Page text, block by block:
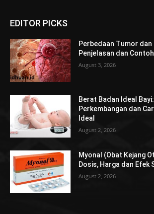
EDITOR PICKS
Perbedaan Tumor dan
Penjelasan dan Contoh
August 3, 2026
Berat Badan Ideal
Perkembangan dan
Ideal
August 2, 2026
Myonal (Obat Kejang
Dosis, Harga dan Efek
August 2, 2026